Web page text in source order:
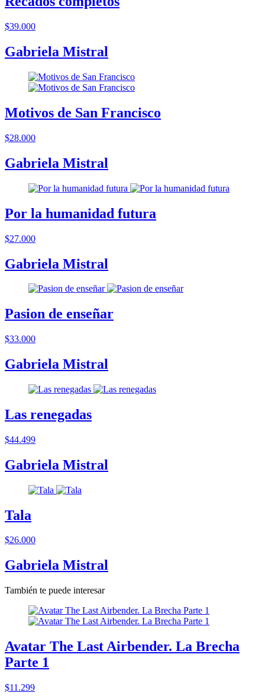
$39.000
Gabriela Mistral
Motivos de San Francisco
$28.000
Gabriela Mistral
Por la humanidad futura
$27.000
Gabriela Mistral
Pasion de enseñar
$33.000
Gabriela Mistral
Las renegadas
$44.499
Gabriela Mistral
Tala
$26.000
Gabriela Mistral
También te puede interesar
Avatar The Last Airbender. La Brecha
Parte 1
$11.299